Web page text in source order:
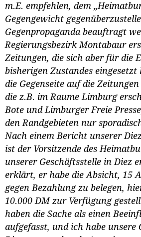
m.E. empfehlen, dem
Gegengewicht
Gegenpropaganda beauftragt
Regierungsbezirk Montabaur
Zeitungen, die sich aber für die
bisherigen Zustandes
die Gegenseite auf die
die z.B. im Raume Limburg
Bote und Limburger Freie
den Randgebieten nur
Nach einem Bericht unserer
ist der Vorsitzende des
unserer Geschäftsstelle in Diez
erklärt, er habe die Absicht, 15
gegen Bezahlung zu belegen,
10.000 DM zur Verfügung
haben die Sache als einen
aufgefasst, und ich habe unsere